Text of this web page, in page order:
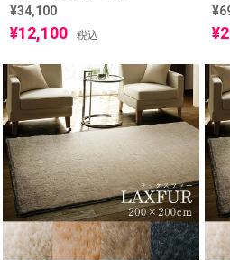
¥34,100
¥12,100 税込
¥
¥